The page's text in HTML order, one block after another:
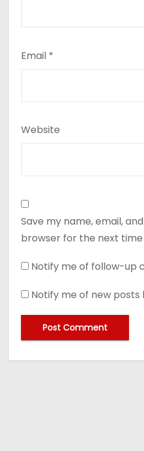
Email *
Website
Save my name, email,
browser for the next
Notify me of follow-up
Notify me of new posts